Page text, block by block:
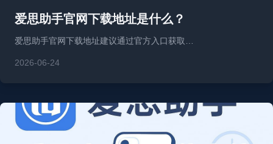
爱思助手官网下载地址是什么？
爱思助手官网下载地址建议通过官方入口获取…
2026-06-24